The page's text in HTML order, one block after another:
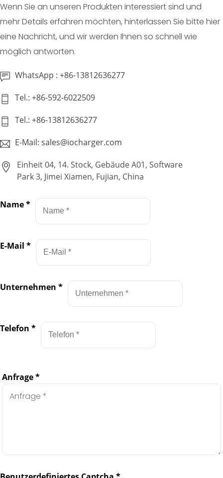
Wenn Sie an unseren Produkten interessiert sind und
mehr Details erfahren möchten, hinterlassen Sie bitte hier
eine Nachricht, und wir werden Ihnen so schnell wie
möglich antworten.
WhatsApp : +86-13812636277
Tel.: +86-592-6022509
Tel.: +86-13812636277
E-Mail: sales@iocharger.com
Einheit 04, 14. Stock, Gebäude A01, Software
Park 3, Jimei Xiamen, Fujian, China
Name*
E-Mail *
Unternehmen *
Telefon *
Anfrage*